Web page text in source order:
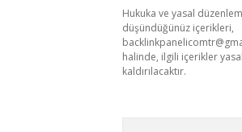
Hukuka ve yasal
düşündüğünüz içerikleri,
halinde, ilgili içerikler
kaldırılacaktır.